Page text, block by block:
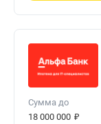
Сумма до
18 000 000 ₽